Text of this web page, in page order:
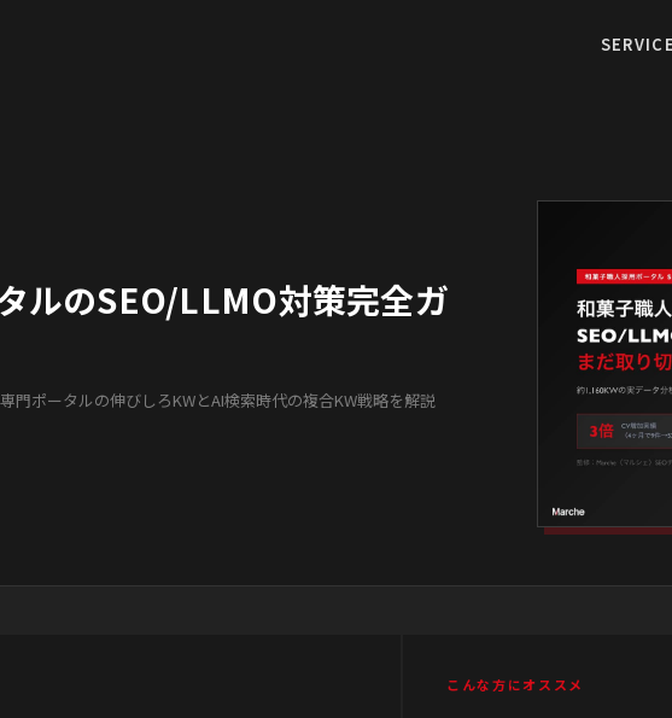
SERVICE
ルのSEO/LLMO対策完全ガ
門ポータルの伸びしろKWとAI検索時代の複合KW戦略を解説
こんな方にオススメ